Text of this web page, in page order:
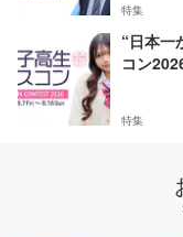
特集
“日本一
コン
特集